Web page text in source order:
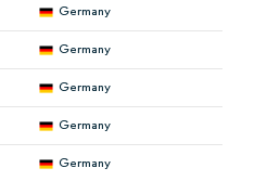
Germany
Germany
Germany
Germany
Germany